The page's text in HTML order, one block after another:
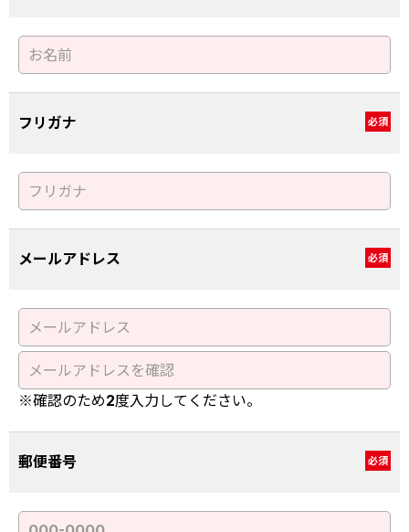
フリガナ 必須
メールアドレス 必須
※確認のため2度入力してください。
郵便番号 必須